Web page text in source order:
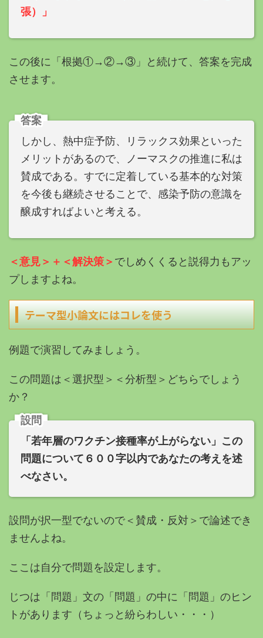
張）」
この後に「根拠①→②→③」と続けて、答案を完成
させます。
答案
しかし、熱中症予防、リラックス効果といった
メリットがあるので、ノーマスクの推進に私は
賛成である。すでに定着している基本的な対策
を今後も継続させることで、感染予防の意識を
醸成すればよいと考える。
＜意見＞＋＜解決策＞ でしめくくると説得力もアッ
プしますよね。
テーマ型小論文にはコレを使う
例題で演習してみましょう。
この問題は＜ 選択型＞＜分析型＞どちらでしょう
か？
設問
「若年層のワクチン接種率が上がらない」この
問題について６００字以内であなたの考えを述
べなさい。
設問が択一型でないので＜賛成・反対＞で論述でき
ませんよね。
ここは自分で問題を設定します。
じつは「問題」文の「問題」の中に「問題」のヒン
トがあります（ ちょっと紛らわしい・・・）